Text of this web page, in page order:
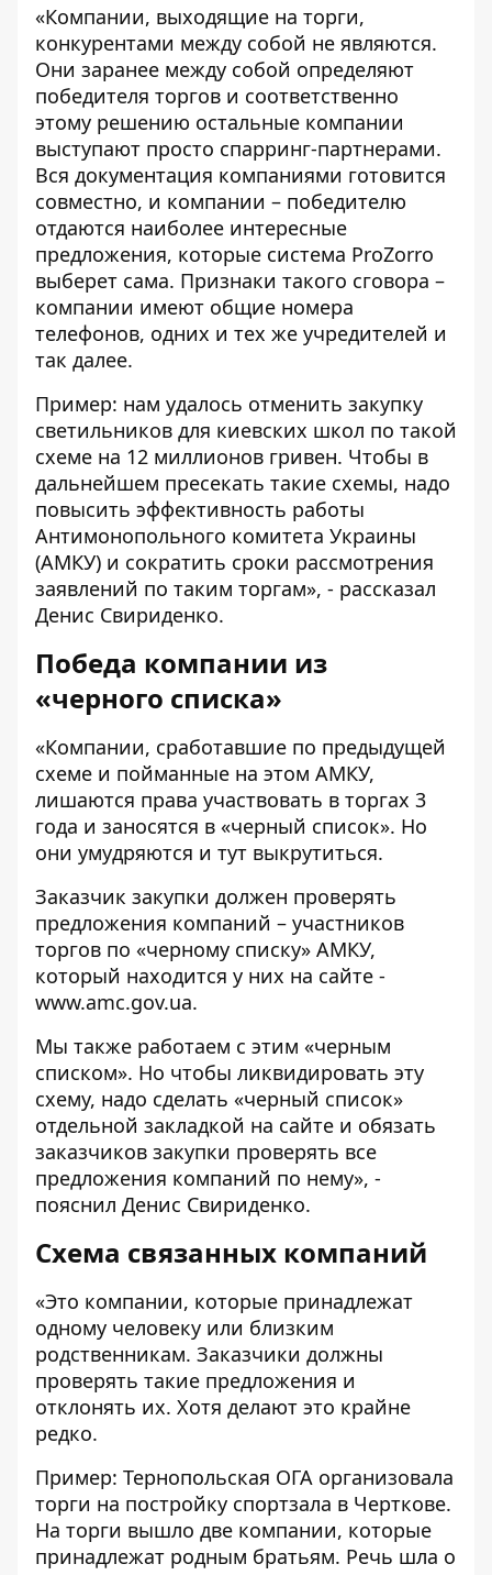
«Компании, выходящие на торги,
конкурентами между собой не являются.
Они заранее между собой определяют
победителя торгов и соответственно
этому решению остальные компании
выступают просто спарринг-партнерами.
Вся документация компаниями готовится
совместно, и компании – победителю
отдаются наиболее интересные
предложения, которые система ProZorro
выберет сама. Признаки такого сговора –
компании имеют общие номера
телефонов, одних и тех же учредителей и
так далее.
Пример: нам удалось отменить закупку
светильников для киевских школ по такой
схеме на 12 миллионов гривен. Чтобы в
дальнейшем пресекать такие схемы, надо
повысить эффективность работы
Антимонопольного комитета Украины
(АМКУ) и сократить сроки рассмотрения
заявлений по таким торгам», - рассказал
Денис Свириденко.
Победа компании из
«черного списка»
«Компании, сработавшие по предыдущей
схеме и пойманные на этом АМКУ,
лишаются права участвовать в торгах 3
года и заносятся в «черный список». Но
они умудряются и тут выкрутиться.
Заказчик закупки должен проверять
предложения компаний – участников
торгов по «черному списку» АМКУ,
который находится у них на сайте -
www.amc.gov.ua.
Мы также работаем с этим «черным
списком». Но чтобы ликвидировать эту
схему, надо сделать «черный список»
отдельной закладкой на сайте и обязать
заказчиков закупки проверять все
предложения компаний по нему», -
пояснил Денис Свириденко.
Схема связанных компаний
«Это компании, которые принадлежат
одному человеку или близким
родственникам. Заказчики должны
проверять такие предложения и
отклонять их. Хотя делают это крайне
редко.
Пример: Тернопольская ОГА организовала
торги на постройку спортзала в Черткове.
На торги вышло две компании, которые
принадлежат родным братьям. Речь шла о